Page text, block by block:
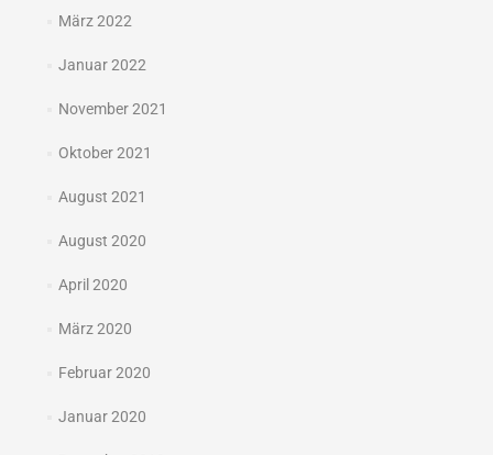
März 2022
Januar 2022
November 2021
Oktober 2021
August 2021
August 2020
April 2020
März 2020
Februar 2020
Januar 2020